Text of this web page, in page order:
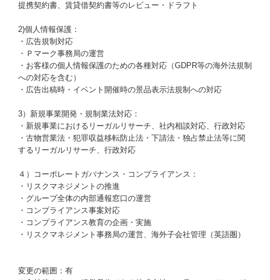
提携契約書、賃貸借契約書等のレビュー・ドラフト
2)個人情報保護：
・広告規制対応
・Ｐマーク事務局の運営
・お客様の個人情報保護のための各種対応（GDPR等の海外法規制
への対応を含む）
・広告出稿時・イベント開催時の景品表示法規制への対応
3）新規事業開発・規制業法対応：
・新規事業におけるリーガルリサーチ、社内相談対応、行政対応
・古物営業法・犯罪収益移転防止法・下請法・独占禁止法等に関
するリーガルリサーチ、行政対応
４）コーポレートガバナンス・コンプライアンス：
・リスクマネジメントの推進
・グループ全体の内部通報窓口の運営
・コンプライアンス事案対応
・コンプライアンス教育の企画・実施
・リスクマネジメント事務局の運営、海外子会社管理（英語圏）
変更の範囲：有